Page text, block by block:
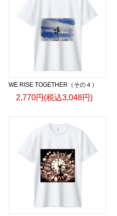
WE RISE TOGETHER（その４）
2,770円(税込3,048円)